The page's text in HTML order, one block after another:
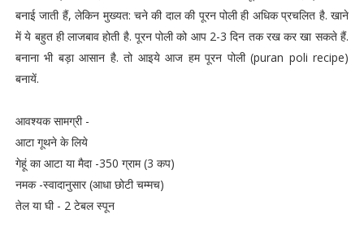
बनाई जाती हैं, लेकिन मुख्यत: चने की दाल की पूरन पोली ही अधिक प्रचलित है. खाने
में ये बहुत ही लाजबाव होती है. पूरन पोली को आप 2-3 दिन तक रख कर खा सकते हैं.
बनाना भी बड़ा आसान है. तो आइये आज हम पूरन पोली (puran poli recipe)
बनायें.
आवश्यक सामग्री -
आटा गूथने के लिये
गेहूं का आटा या मैदा -350 ग्राम (3 कप)
नमक -स्वादानुसार (आधा छोटी चम्मच)
तेल या घी - 2 टेबल स्पून